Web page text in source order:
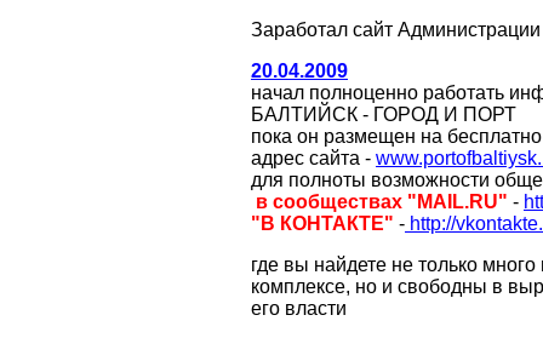
Заработал сайт
20.04.2009
начал полноценно работать
БАЛТИЙСК - ГОРОД И ПОРТ
пока он размещен на
адрес сайта -
для полноты возможности
в сообществах " MAIL.RU" -
"В КОНТАКТЕ" - http://
где вы найдете не только
комплексе, но и свободны в
его власти